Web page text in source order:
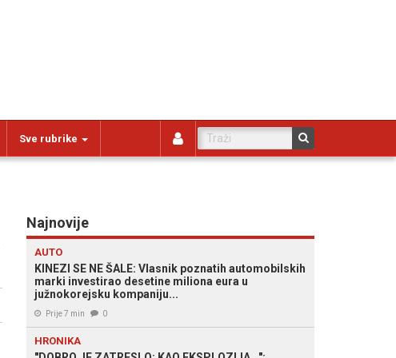
Sve rubrike
Najnovije
AUTO
KINEZI SE NE ŠALE: Vlasnik poznatih automobilskih
marki investirao desetine miliona eura u
južnokorejsku kompaniju...
Prije 7 min 0
HRONIKA